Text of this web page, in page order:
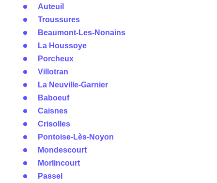
Auteuil
Troussures
Beaumont-Les-Nonains
La Houssoye
Porcheux
Villotran
La Neuville-Garnier
Baboeuf
Caisnes
Crisolles
Pontoise-Lès-Noyon
Mondescourt
Morlincourt
Passel